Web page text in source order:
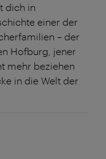
dich in
einer der
– der
Hofburg, jener
mehr beziehen
in die Welt der